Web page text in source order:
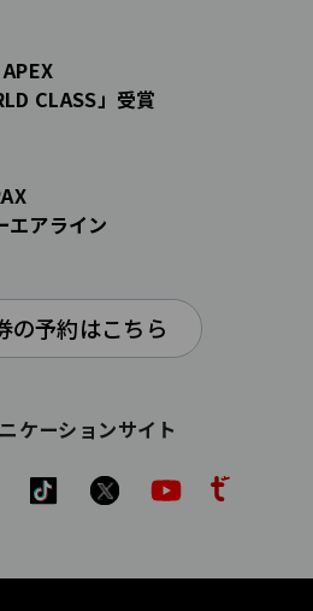
CLASS」受賞
エアライン
の予約はこちら
ケーションサイト